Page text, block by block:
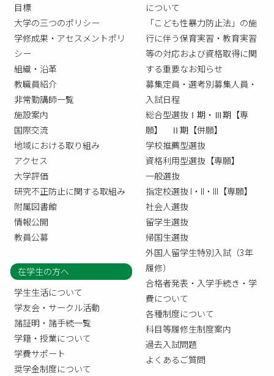
目標
大学の三つのポリシー
学修成果・アセスメントポリ
シー
組織・沿革
教職員紹介
非常勤講師一覧
施設案内
国際交流
地域における取り組み
アクセス
大学評価
研究不正防止に関する取組み
附属図書館
情報公開
教員公募
について
「こども性暴力防止法」の施
行に伴う保育実習・教育実習
等の対応および資格取得に関
する重要なお知らせ
募集定員・選考別募集人員・
入試日程
総合型選抜Ⅰ期・Ⅲ期【専
願】 Ⅱ期【併願】
学校推薦型選抜
資格利用型選抜【専願】
一般選抜
指定校選抜 I・II・III【専願】
社会人選抜
留学生選抜
帰国生選抜
外国人留学生特別入試（3年
履修）
合格者発表・入学手続き・学
費について
各種制度について
科目等履修生制度案内
過去入試問題
よくあるご質問
在学生の方へ
学生生活について
学友会・サークル活動
諸証明・諸手続一覧
学籍・授業について
学費サポート
奨学金制度について